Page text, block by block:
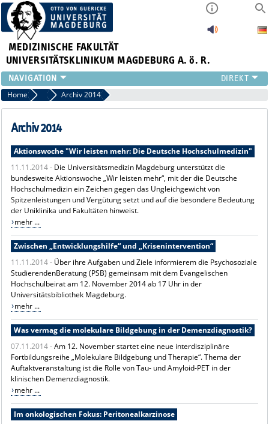
MEDIZINISCHE FAKULTÄT
UNIVERSITÄTSKLINIKUM MAGDEBURG A. ö. R.
INSTITUTE
KLINIKEN
ZENTRALE EINRICHTUNGEN
PRESSE
ÜBER UNS
INTERNATIONAL
INTRANET
Home Archiv News
Archiv 2014
Archiv 2014
Aktionswoche "Wir leisten mehr: Die Deutsche Hochschulmedizin"
11.11.2014 - Die Universitätsmedizin Magdeburg unterstützt die
bundesweite Aktionswoche „Wir leisten mehr“, mit der die Deutsche
Hochschulmedizin ein Zeichen gegen das Ungleichgewicht von
Spitzenleistungen und Vergütung setzt und auf die besondere Bedeutung
der Uniklinika und Fakultäten hinweist.
mehr ...
Zwischen „Entwicklungshilfe“ und „Krisenintervention“
11.11.2014 - Über ihre Aufgaben und Ziele informierem die Psychosoziale
StudierendenBeratung (PSB) gemeinsam mit dem Evangelischen
Hochschulbeirat am 12. November 2014 ab 17 Uhr in der
Universitätsbibliothek Magdeburg.
mehr ...
Was vermag die molekulare Bildgebung in der Demenzdiagnostik?
07.11.2014 -Am 12. November startet eine neue interdisziplinäre
Fortbildungsreihe „Molekulare Bildgebung und Therapie“. Thema der
Auftaktveranstaltung ist die Rolle von Tau- und Amyloid-PET in der
klinischen Demenzdiagnostik.
mehr ...
Im onkologischen Fokus: Peritonealkarzinose